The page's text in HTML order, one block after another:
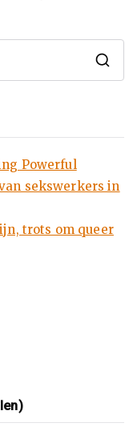
er
k
en
M
en
Powerful
sekswerkers in
trots om queer